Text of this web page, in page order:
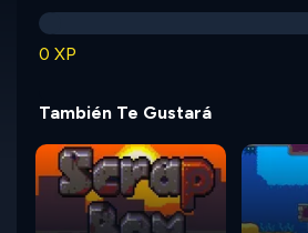
0 XP
También Te Gustará